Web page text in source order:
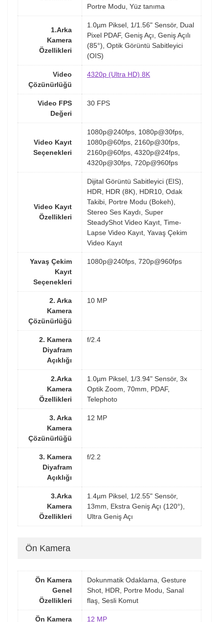
Portre Modu, Yüz tanıma
1.Arka
Kamera
Özellikleri
1.0µm Piksel, 1/1.56" Sensör, Dual
Pixel PDAF, Geniş Açı, Geniş Açılı
(85°), Optik Görüntü Sabitleyici
(OIS)
Video
Çözünürlüğü
4320p (Ultra HD) 8K
Video FPS
Değeri
30 FPS
Video Kayıt
Seçenekleri
1080p@240fps, 1080p@30fps,
1080p@60fps, 2160p@30fps,
2160p@60fps, 4320p@24fps,
4320p@30fps, 720p@960fps
Video Kayıt
Özellikleri
Dijital Görüntü Sabitleyici (EIS),
HDR, HDR (8K), HDR10, Odak
Takibi, Portre Modu (Bokeh),
Stereo Ses Kaydı, Super
SteadyShot Video Kayıt, Time-
Lapse Video Kayıt, Yavaş Çekim
Video Kayıt
Yavaş Çekim
Kayıt
Seçenekleri
1080p@240fps, 720p@960fps
2. Arka
Kamera
Çözünürlüğü
10 MP
2. Kamera
Diyafram
Açıklığı
f/2.4
2.Arka
Kamera
Özellikleri
1.0µm Piksel, 1/3.94" Sensör, 3x
Optik Zoom, 70mm, PDAF,
Telephoto
3. Arka
Kamera
Çözünürlüğü
12 MP
3. Kamera
Diyafram
Açıklığı
f/2.2
3.Arka
Kamera
Özellikleri
1.4µm Piksel, 1/2.55" Sensör,
13mm, Ekstra Geniş Açı (120°),
Ultra Geniş Açı
Ön Kamera
Ön Kamera
Genel
Özellikleri
Dokunmatik Odaklama, Gesture
Shot, HDR, Portre Modu, Sanal
flaş, Sesli Komut
Ön Kamera 12 MP